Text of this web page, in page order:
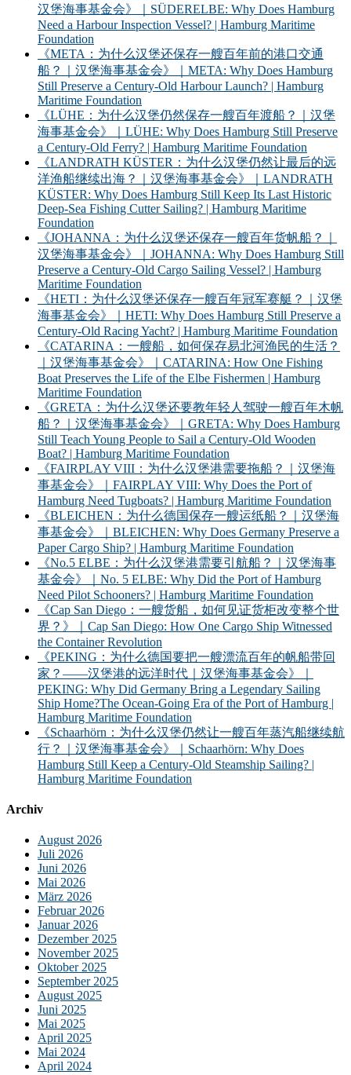
汉堡海事基金会》｜SÜDERELBE: Why Does Hamburg
Need a Harbour Inspection Vessel? | Hamburg Maritime
Foundation
《META：为什么汉堡还保存一艘百年前的港口交通
船？｜汉堡海事基金会》｜META: Why Does Hamburg
Still Preserve a Century-Old Harbour Launch? | Hamburg
Maritime Foundation
《LÜHE：为什么汉堡仍然保存一艘百年渡船？｜汉堡
海事基金会》｜LÜHE: Why Does Hamburg Still Preserve
a Century-Old Ferry? | Hamburg Maritime Foundation
《LANDRATH KÜSTER：为什么汉堡仍然让最后的远
洋渔船继续出海？｜汉堡海事基金会》｜LANDRATH
KÜSTER: Why Does Hamburg Still Keep Its Last Historic
Deep-Sea Fishing Cutter Sailing? | Hamburg Maritime
Foundation
《JOHANNA：为什么汉堡还保存一艘百年货帆船？｜
汉堡海事基金会》｜JOHANNA: Why Does Hamburg Still
Preserve a Century-Old Cargo Sailing Vessel? | Hamburg
Maritime Foundation
《HETI：为什么汉堡还保存一艘百年冠军赛艇？｜汉堡
海事基金会》｜HETI: Why Does Hamburg Still Preserve a
Century-Old Racing Yacht? | Hamburg Maritime Foundation
《CATARINA：一艘船，如何保存易北河渔民的生活？
｜汉堡海事基金会》｜CATARINA: How One Fishing
Boat Preserves the Life of the Elbe Fishermen | Hamburg
Maritime Foundation
《GRETA：为什么汉堡还要教年轻人驾驶一艘百年木帆
船？｜汉堡海事基金会》｜GRETA: Why Does Hamburg
Still Teach Young People to Sail a Century-Old Wooden
Boat? | Hamburg Maritime Foundation
《FAIRPLAY VIII：为什么汉堡港需要拖船？｜汉堡海
事基金会》｜FAIRPLAY VIII: Why Does the Port of
Hamburg Need Tugboats? | Hamburg Maritime Foundation
《BLEICHEN：为什么德国保存一艘运纸船？｜汉堡海
事基金会》｜BLEICHEN: Why Does Germany Preserve a
Paper Cargo Ship? | Hamburg Maritime Foundation
《No.5 ELBE：为什么汉堡港需要引航船？｜汉堡海事
基金会》｜No. 5 ELBE: Why Did the Port of Hamburg
Need Pilot Schooners? | Hamburg Maritime Foundation
《Cap San Diego：一艘货船，如何见证货柜改变整个世
界？》｜Cap San Diego: How One Cargo Ship Witnessed
the Container Revolution
《PEKING：为什么德国要把一艘漂流百年的帆船带回
家？——汉堡港的远洋时代｜汉堡海事基金会》｜
PEKING: Why Did Germany Bring a Legendary Sailing
Ship Home?The Ocean-Going Era of the Port of Hamburg |
Hamburg Maritime Foundation
《Schaarhörn：为什么汉堡仍然让一艘百年蒸汽船继续航
行？｜汉堡海事基金会》｜Schaarhörn: Why Does
Hamburg Still Keep a Century-Old Steamship Sailing? |
Hamburg Maritime Foundation
Archiv
August 2026
Juli 2026
Juni 2026
Mai 2026
März 2026
Februar 2026
Januar 2026
Dezember 2025
November 2025
Oktober 2025
September 2025
August 2025
Juni 2025
Mai 2025
April 2025
Mai 2024
April 2024